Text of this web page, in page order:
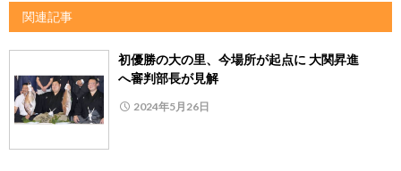
関連記事
初優勝の大の里、今場所が起点に 大関昇進
へ審判部長が見解
2024年5月26日